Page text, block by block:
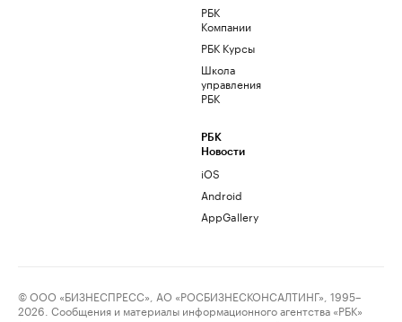
РБК
Компании
РБК Курсы
Школа
управления
РБК
РБК
Новости
iOS
Android
AppGallery
© ООО «БИЗНЕСПРЕСС», АО «РОСБИЗНЕСКОНСАЛТИНГ», 1995–
2026. Сообщения и материалы информационного агентства «РБК»